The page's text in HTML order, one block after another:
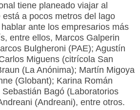
tiene planeado viajar al
a pocos metros del lago
ante los empresarios más
entre ellos, Marcos Galperin
Bulgheroni (PAE); Agustín
Miguens (citrícola San
(La Anónima); Martín Migoya
(Globant); Karina Román
Bagó (Laboratorios
(Andreani), entre otros.